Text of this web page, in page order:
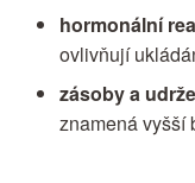
hormonální
ovlivňují
zásoby a
znamená vyšší